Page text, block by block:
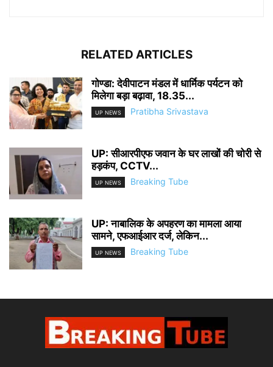
RELATED ARTICLES
गोण्डा: देवीपाटन मंडल में धार्मिक पर्यटन को
मिलेगा बड़ा बढ़ावा, 18.35...
UP NEWS Pratibha Srivastava
UP: सीआरपीएफ जवान के घर लाखों की चोरी से
हड़कंप, CCTV...
UP NEWS Breaking Tube
UP: नाबालिक के अपहरण का मामला आया
सामने, एफआईआर दर्ज, लेकिन...
UP NEWS Breaking Tube